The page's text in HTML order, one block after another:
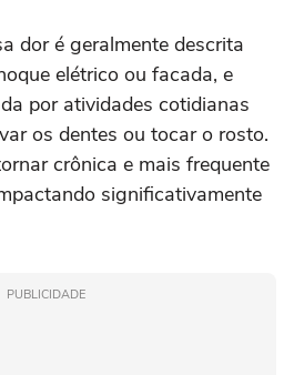
dor é geralmente descrita
elétrico ou facada, e
por atividades cotidianas
os dentes ou tocar o rosto.
crônica e mais frequente
significativamente
PUBLICIDADE